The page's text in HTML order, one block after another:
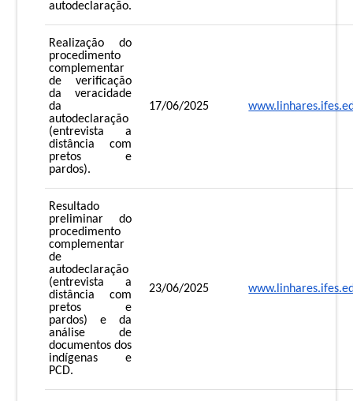
autodeclaração.
Realização do
procedimento
complementar
de verificação
da veracidade
da
autodeclaração
(entrevista a
distância com
pretos e
pardos).
17/06/2025
Resultado
preliminar do
procedimento
complementar
de
autodeclaração
(entrevista a
distância com
pretos e
pardos) e da
análise de
documentos dos
indígenas e
PCD.
23/06/2025